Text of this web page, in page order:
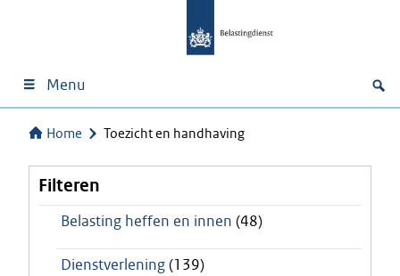
Menu
Home Toezicht en handhaving
Filteren
Belasting heffen en innen (48)
Dienstverlening(139)